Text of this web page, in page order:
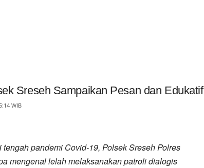
Sreseh Sampaikan Pesan dan Edukatif
WIB
pandemi Covid-19, Polsek Sreseh Polres
mengenal lelah melaksanakan patroli dialogis